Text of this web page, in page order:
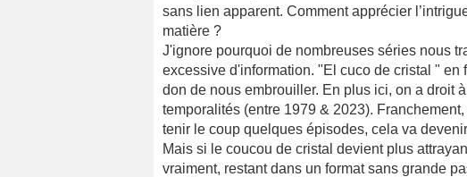
sans lien apparent. Comment apprécier
matière ?
J'ignore pourquoi de nombreuses séries nous
excessive d'information. "El cuco de cristal "
don de nous embrouiller. En plus ici, on a droit
temporalités (entre 1979 & 2023).
tenir le coup quelques épisodes, cela va
Mais si le coucou de cristal devient plus
vraiment, restant dans un format sans grande